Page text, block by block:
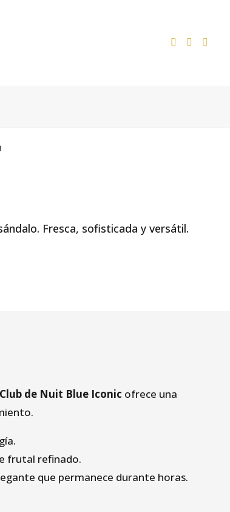
  
Fresca, sofisticada y versátil.
Club de Nuit Blue Iconic ofrece una
frutal refinado.
que permanece durante horas.